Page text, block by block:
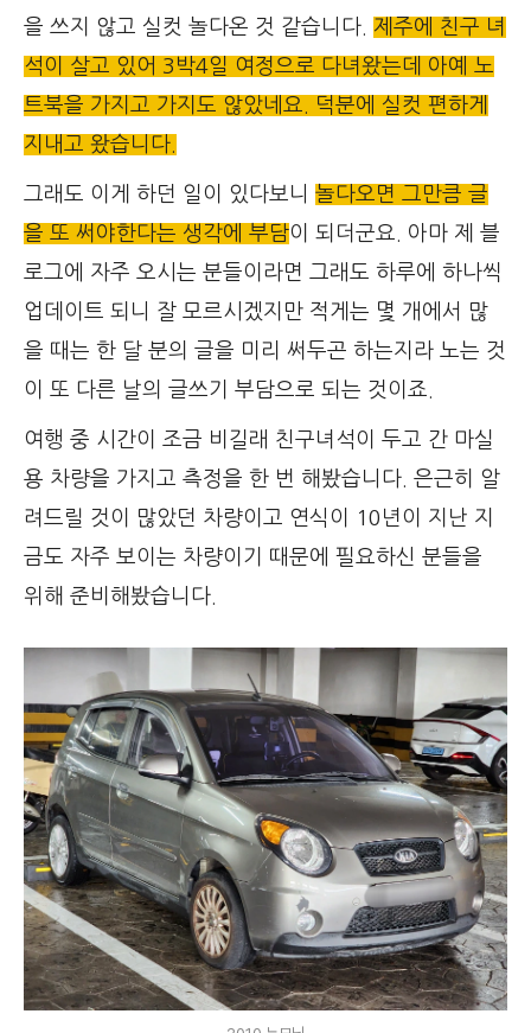
을 쓰지 않고 실컷 놀다온 것 같습니다. 제주에 친구 녀
석이 살고 있어 3박4일 여정으로 다녀왔는데 아예 노
트북을 가지고 가지도 않았네요. 덕분에 실컷 편하게
지내고 왔습니다.
그래도 이게 하던 일이 있다보니 놀다오면 그만큼 글
을 또 써야한다는 생각에 부담이 되더군요. 아마 제 블
로그에 자주 오시는 분들이라면 그래도 하루에 하나씩
업데이트 되니 잘 모르시겠지만 적게는 몇 개에서 많
을 때는 한 달 분의 글을 미리 써두곤 하는지라 노는 것
이 또 다른 날의 글쓰기 부담으로 되는 것이죠.
여행 중 시간이 조금 비길래 친구녀석이 두고 간 마실
용 차량을 가지고 측정을 한 번 해봤습니다. 은근히 알
려드릴 것이 많았던 차량이고 연식이 10년이 지난 지
금도 자주 보이는 차량이기 때문에 필요하신 분들을
위해 준비해봤습니다.